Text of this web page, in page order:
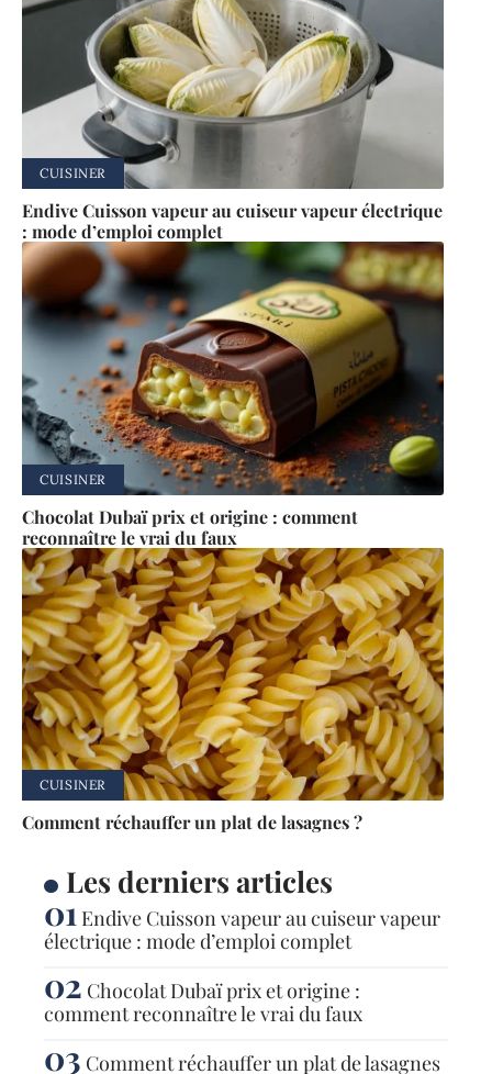
CUISINER
Endive Cuisson vapeur au cuiseur vapeur électrique
: mode d’emploi complet
CUISINER
Chocolat Dubaï prix et origine : comment
reconnaître le vrai du faux
CUISINER
Comment réchauffer un plat de lasagnes ?
Les derniers articles
Endive Cuisson vapeur au cuiseur vapeur
électrique : mode d’emploi complet
Chocolat Dubaï prix et origine :
comment reconnaître le vrai du faux
Comment réchauffer un plat de lasagnes